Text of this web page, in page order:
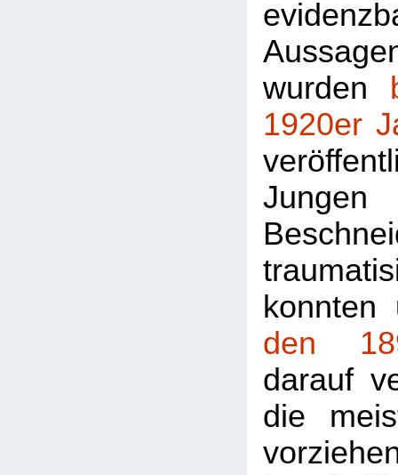
wurden
1920er
den
darauf
die